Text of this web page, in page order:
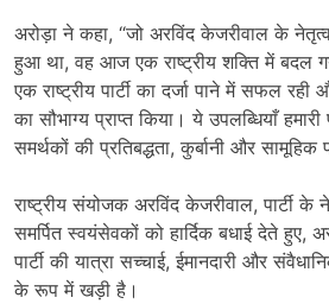
अरोड़ा ने कहा, “जो अरविंद केजरीवाल के
हुआ था, वह आज एक राष्ट्रीय शक्ति में बदल
एक राष्ट्रीय पार्टी का दर्जा पाने में सफल रही
का सौभाग्य प्राप्त किया। ये उपलब्धियाँ
समर्थकों की प्रतिबद्धता, कुर्बानी और सामूहिक
राष्ट्रीय संयोजक अरविंद केजरीवाल, पार्टी
समर्पित स्वयंसेवकों को हार्दिक बधाई देते
पार्टी की यात्रा सच्चाई, ईमानदारी और
के रूप में खड़ी है।